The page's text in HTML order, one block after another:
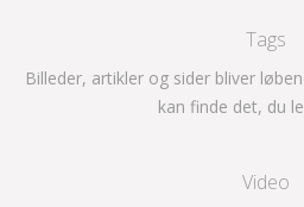
Tags
Billeder, artikler og sider bliver
kan finde det, du
Video